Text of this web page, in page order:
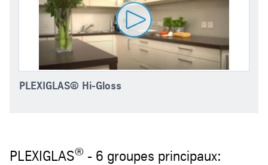
PLEXIGLAS® Hi-Gloss
PLEXIGLAS® - 6 groupes principaux: